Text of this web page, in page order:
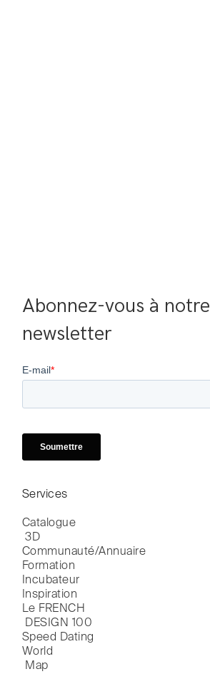
Abonnez-vous à notre
newsletter
Services
Catalogue
3D
Communauté/Annuaire
Formation
Incubateur
Inspiration
Le FRENCH
DESIGN 100
Speed Dating
World
Map